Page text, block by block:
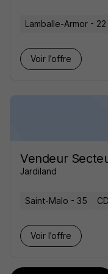
Lamballe-Armor - 22
Voir l’offre
Vendeur
Jardiland
Saint-Malo - 35
Voir l’offre